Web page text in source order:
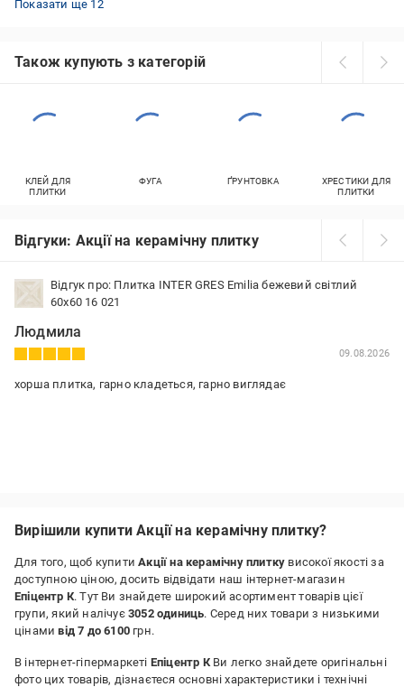
Показати ще 12
Також купують з категорій
КЛЕЙ ДЛЯ
ПЛИТКИ
ФУГА ҐРУНТОВКА
ХРЕСТИКИ ДЛЯ
ПЛИТКИ
Відгуки: Акції на керамічну плитку
Відгук про: Плитка INTER GRES Emilia бежевий світлий
60х60 16 021
Людмила
09.08.2026
хорша плитка, гарно кладеться, гарно виглядає
Вирішили купити Акції на керамічну плитку?
Для того, щоб купитиАкції на керамічну плитку високої якості за
доступною ціною, досить відвідати наш інтернет-магазин
Епіцентр К. Тут Ви знайдете широкий асортимент товарів цієї
групи, який налічує 3052 одиниць. Серед них товари з низькими
цінамивід 7 до 6100 грн.
В інтернет-гіпермаркеті Епіцентр КВи легко знайдете оригінальні
фото цих товарів, дізнаєтеся основні характеристики і технічні